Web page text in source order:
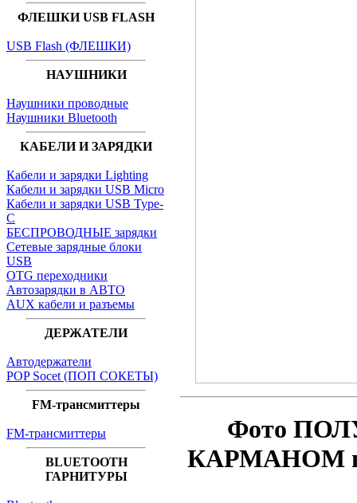
ФЛЕШКИ USB FLASH
USB Flash (ФЛЕШКИ)
НАУШНИКИ
Наушники проводные
Наушники Bluetooth
КАБЕЛИ И ЗАРЯДКИ
Кабели и зарядки Lighting
Кабели и зарядки USB Micro
Кабели и зарядки USB Type-
C
БЕСПРОВОДНЫЕ зарядки
Сетевые зарядные блоки
USB
OTG переходники
Автозарядки в АВТО
AUX кабели и разъемы
ДЕРЖАТЕЛИ
Автодержатели
POP Socet (ПОП СОКЕТЫ)
FM-трансмиттеры
FM-трансмиттеры
BLUETOOTH
ГАРНИТУРЫ
Фото
КАРМАНОМ